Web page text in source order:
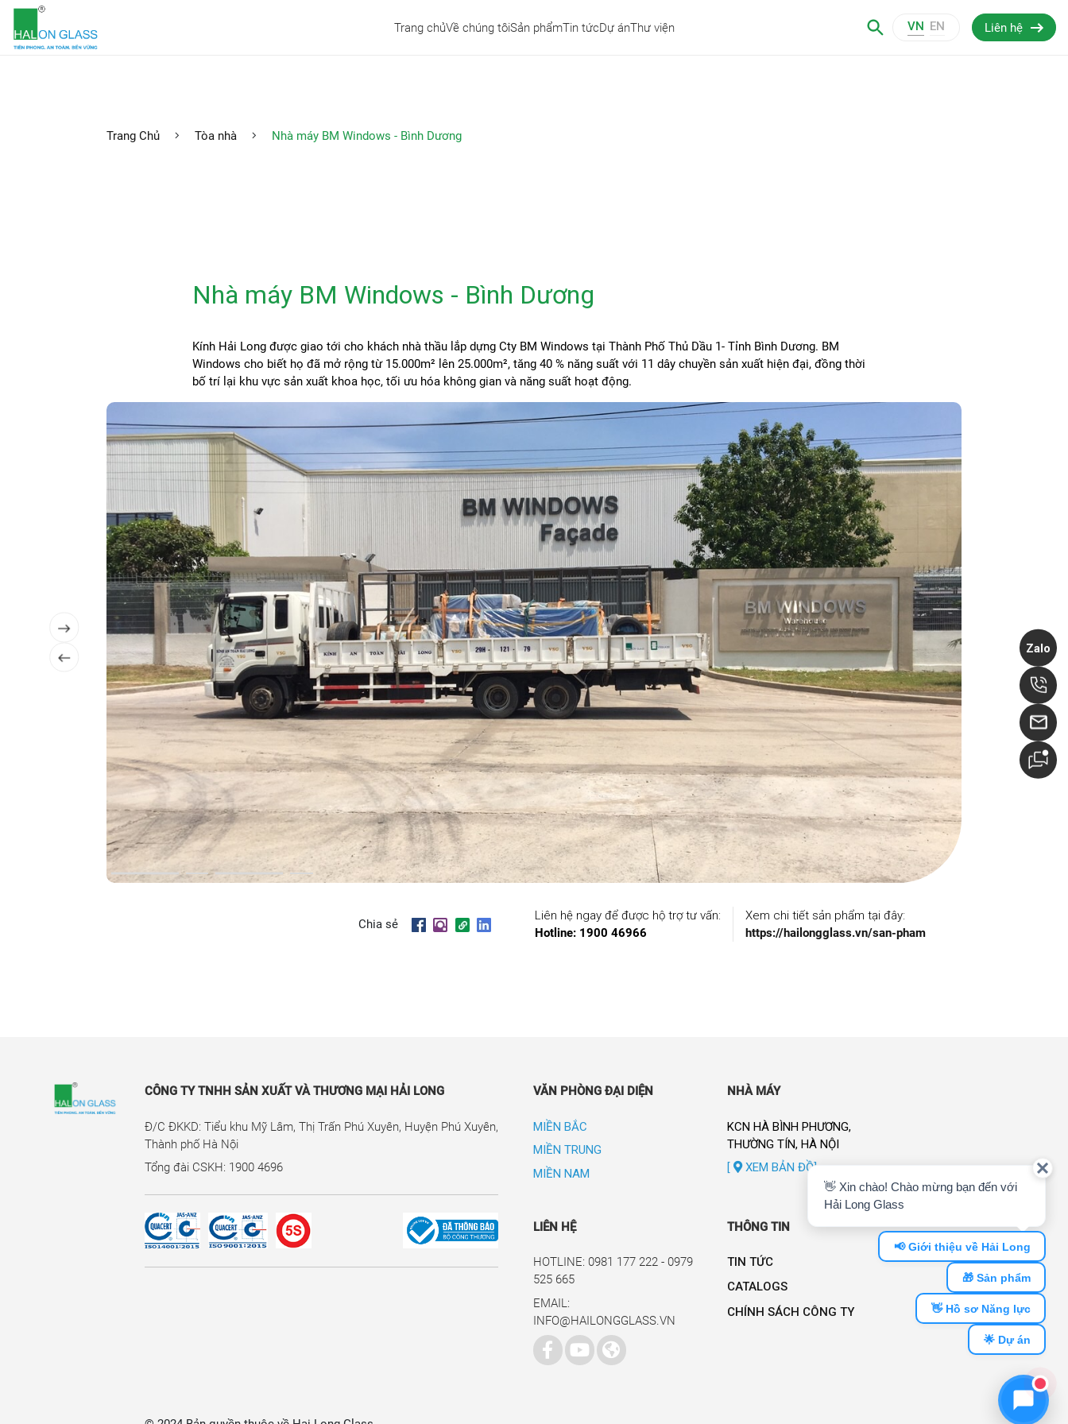
Trang chủVề chúng tôiSản phẩmTin tứcDự ánThư viện VN EN Liên hệ
Trang Chủ Tòa nhà Nhà máy BM Windows - Bình Dương
Nhà máy BM Windows - Bình Dương
Kính Hải Long được giao tới cho khách nhà thầu lắp dựng Cty BM Windows tại Thành Phố Thủ Dầu 1- Tỉnh Bình Dương. BM
Windows cho biết họ đã mở rộng từ 15.000m² lên 25.000m², tăng 40 % năng suất với 11 dây chuyền sản xuất hiện đại, đồng thời
bố trí lại khu vực sản xuất khoa học, tối ưu hóa không gian và năng suất hoạt động.
Chia sẻ
Liên hệ ngay để được hộ trợ tư vấn:
Hotline: 1900 46966
Xem chi tiết sản phẩm tại đây:
https://hailongglass.vn/san-pham
CÔNG TY TNHH SẢN XUẤT VÀ THƯƠNG MẠI HẢI LONG
Đ/C ĐKKD: Tiểu khu Mỹ Lâm, Thị Trấn Phú Xuyên, Huyện Phú Xuyên,
Thành phố Hà Nội
Tổng đài CSKH: 1900 4696
VĂN PHÒNG ĐẠI DIỆN
MIỀN BẮC
MIỀN TRUNG
MIỀN NAM
NHÀ MÁY
KCN HÀ BÌNH PHƯƠNG,
THƯỜNG TÍN, HÀ NỘI
[
XEM BẢN ĐỒ]
LIÊN HỆ
HOTLINE: 0981 177 222 - 0979
525 665
EMAIL:
INFO@HAILONGGLASS.VN
THÔNG TIN
TIN TỨC
CATALOGS
CHÍNH SÁCH CÔNG TY
Zalo